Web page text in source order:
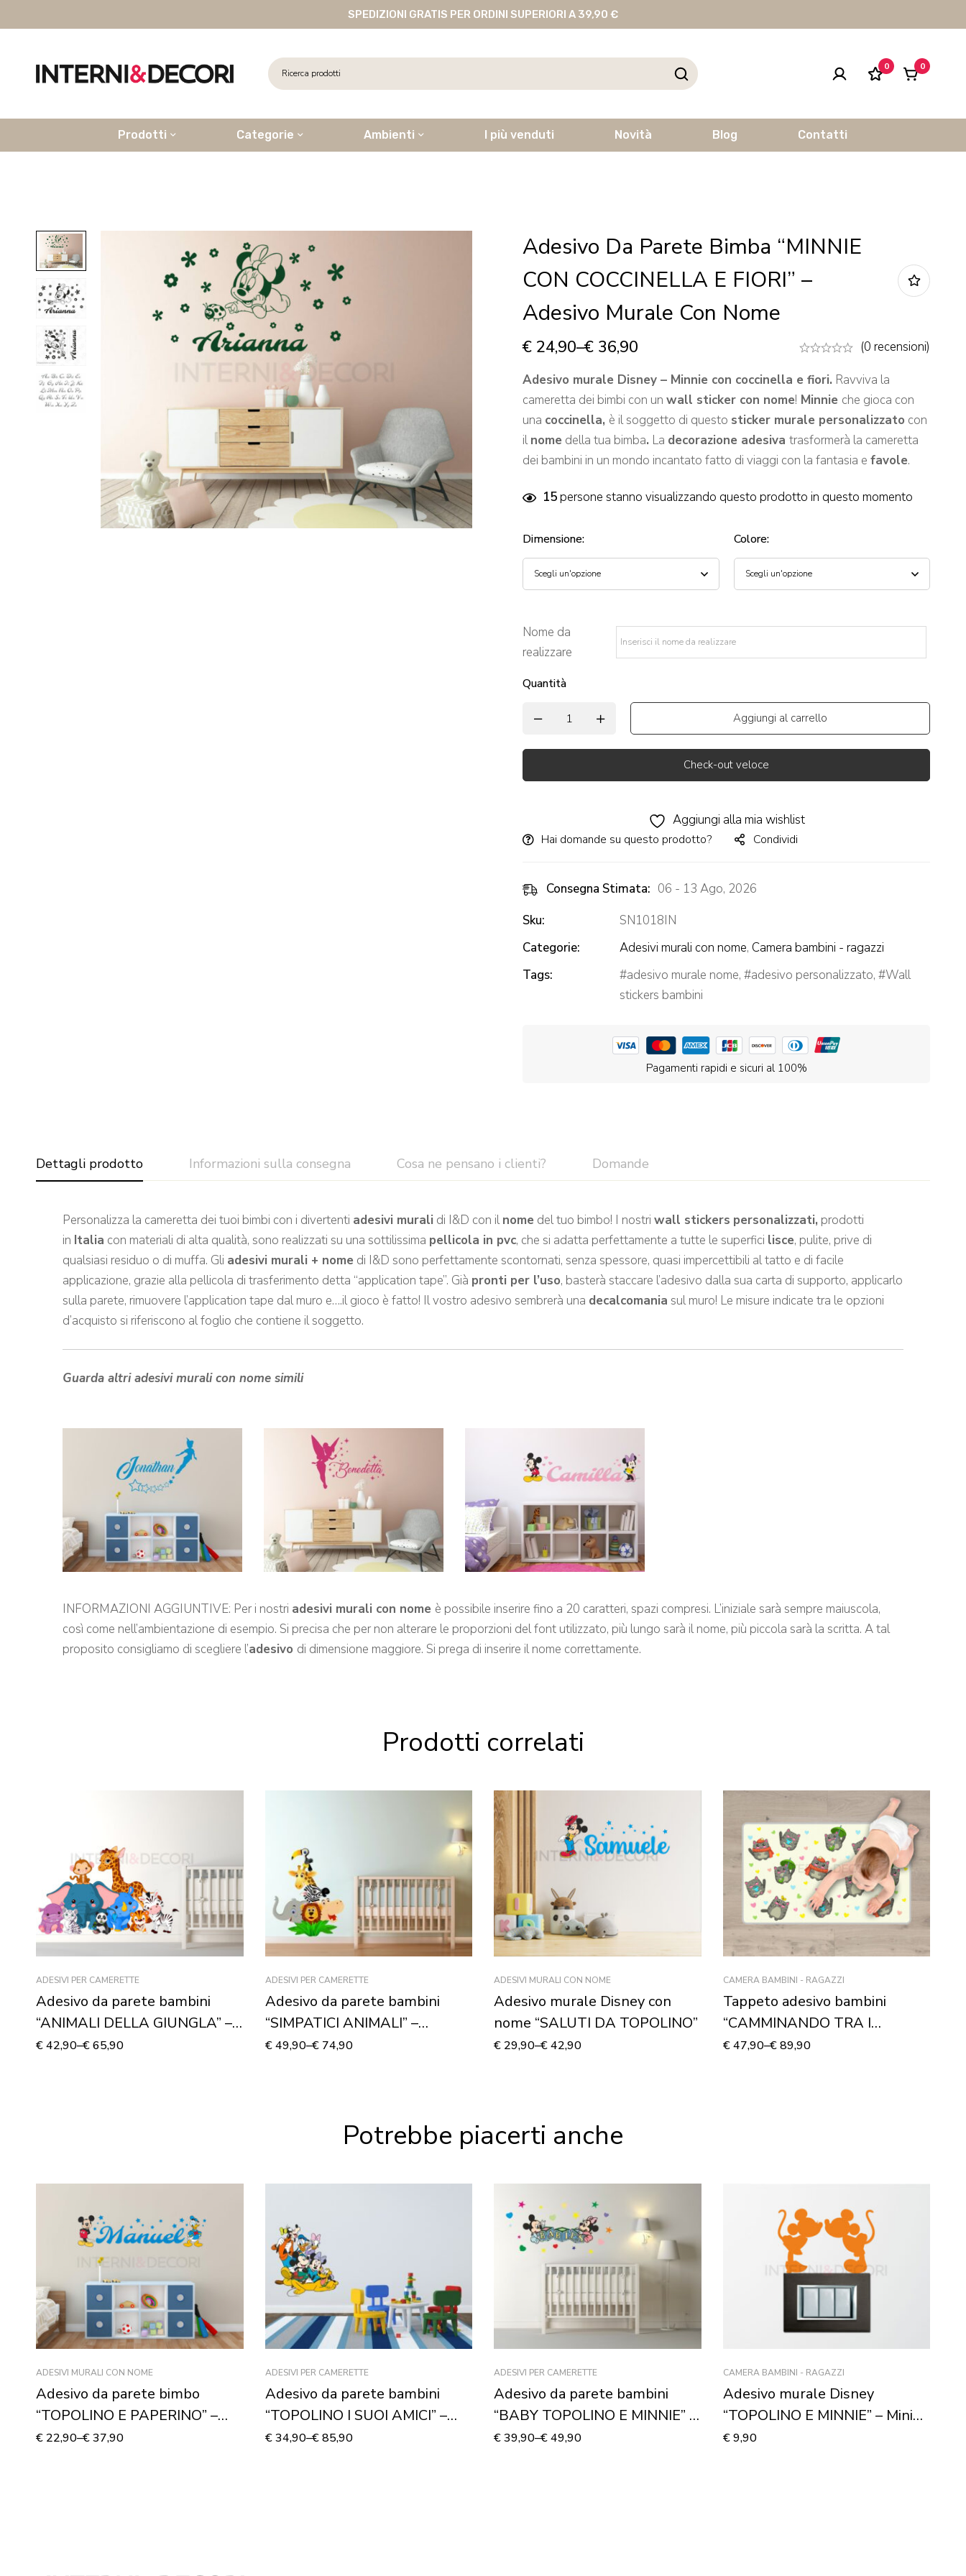
SPEDIZIONI GRATIS PER ORDINI SUPERIORI A 39,90 €
0 0
Prodotti Categorie Ambienti I più venduti Novità Blog Contatti
Adesivo Da Parete Bimba “MINNIE
CON COCCINELLA E FIORI” –
Adesivo Murale Con Nome
€ 24,90–€ 36,90
(0 recensioni)
Adesivo murale Disney – Minnie con coccinella e fiori. Ravviva la
cameretta dei bimbi con un wall sticker con nome! Minnie che gioca con
una coccinella, è il soggetto di questo sticker murale personalizzato con
ilnome della tua bimba. La decorazione adesiva trasformerà la cameretta
dei bambini in un mondo incantato fatto di viaggi con la fantasia e favole.
15persone stanno visualizzando questo prodotto in questo momento
Dimensione: Colore:
Nome da
realizzare
Quantità
Aggiungi al carrello
Check-out veloce
Aggiungi alla mia wishlist
Hai domande su questo prodotto? Condividi
Consegna Stimata: 06 - 13 Ago, 2026
Sku:
SN1018IN
Categorie:
Adesivi murali con nome, Camera bambini - ragazzi
Tags:
adesivo murale nome, adesivo personalizzato,
Wall
stickers bambini
Pagamenti rapidi e sicuri al 100%
Dettagli prodotto Informazioni sulla consegna Cosa ne pensano i clienti? Domande
Personalizza la cameretta dei tuoi bimbi con i divertenti adesivi murali di I&D con ilnome del tuo bimbo! I nostri wall stickers personalizzati, prodotti
in Italia con materiali di alta qualità, sono realizzati su una sottilissima pellicola in pvc, che si adatta perfettamente a tutte le superfici lisce, pulite, prive di
qualsiasi residuo o di muffa. Gli adesivi murali + nome di I&D sono perfettamente scontornati, senza spessore, quasi impercettibili al tatto e di facile
applicazione, grazie alla pellicola di trasferimento detta “application tape”. Già pronti per l’uso, basterà staccare l’adesivo dalla sua carta di supporto, applicarlo
sulla parete, rimuovere l’application tape dal muro e….il gioco è fatto! Il vostro adesivo sembrerà una decalcomania sul muro! Le misure indicate tra le opzioni
d’acquisto si riferiscono al foglio che contiene il soggetto.
Guarda altri adesivi murali con nome simili
INFORMAZIONI AGGIUNTIVE: Per i nostri adesivi murali con nome è possibile inserire fino a 20 caratteri, spazi compresi. L’iniziale sarà sempre maiuscola,
così come nell’ambientazione di esempio. Si precisa che per non alterare le proporzioni del font utilizzato, più lungo sarà il nome, più piccola sarà la scritta. A tal
proposito consigliamo di scegliere l’adesivo di dimensione maggiore. Si prega di inserire il nome correttamente.
Prodotti correlati
ADESIVI PER CAMERETTE
Adesivo da parete bambini
“ANIMALI DELLA GIUNGLA” –
Adesivo murale
€42,90–€65,90
ADESIVI PER CAMERETTE
Adesivo da parete bambini
“SIMPATICI ANIMALI” –
Adesivo murale
€49,90–€74,90
ADESIVI MURALI CON NOME
Adesivo murale Disney con
nome “SALUTI DA TOPOLINO”
€ 29,90–€42,90
CAMERA BAMBINI - RAGAZZI
Tappeto adesivo bambini
“CAMMINANDO TRA I
GATTINI” – Adesivo per
€47,90–€89,90
Potrebbe piacerti anche
ADESIVI MURALI CON NOME
Adesivo da parete bimbo
“TOPOLINO E PAPERINO” –
Adesivo murale con nome
€ 22,90–€37,90
ADESIVI PER CAMERETTE
Adesivo da parete bambini
“TOPOLINO I SUOI AMICI” –
Adesivo murale
€34,90–€85,90
ADESIVI PER CAMERETTE
Adesivo da parete bambini
“BABY TOPOLINO E MINNIE” –
Adesivo murale
€39,90–€49,90
CAMERA BAMBINI - RAGAZZI
Adesivo murale Disney
“TOPOLINO E MINNIE” – Mini
sticker murale
€9,90